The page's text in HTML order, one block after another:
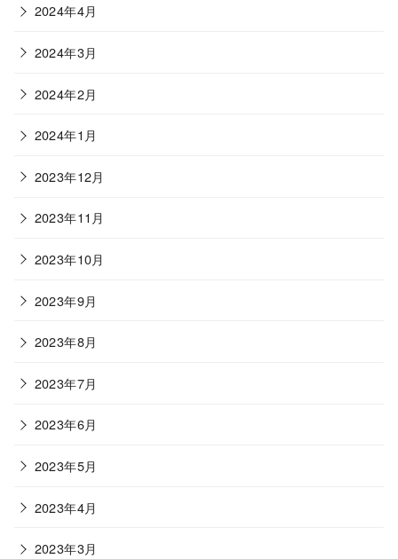
2024年4月
2024年3月
2024年2月
2024年1月
2023年12月
2023年11月
2023年10月
2023年9月
2023年8月
2023年7月
2023年6月
2023年5月
2023年4月
2023年3月